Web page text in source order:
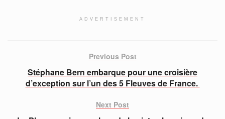
ADVERTISEMENT
Previous Post
Stéphane Bern embarque pour une croisière
d’exception sur l’un des 5 Fleuves de France.
Next Post